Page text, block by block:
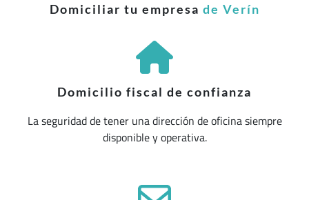
Domiciliar tu empresa de Verín
Domicilio fiscal de confianza
La seguridad de tener una dirección de oficina siempre
disponible y operativa.